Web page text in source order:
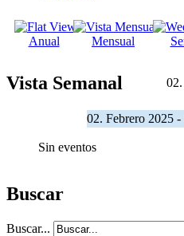
Anual Mensual
Vista Semanal
02. Febrero 2025
Sin eventos
Buscar
Buscar...